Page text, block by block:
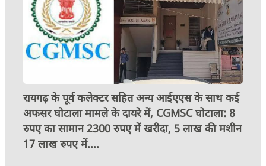
रायगढ़ के पूर्व कलेक्टर सहित अन्य आईएएस के साथ कई
अफसर घोटाला मामले के दायरे में, CGMSC घोटाला: 8
रुपए का सामान 2300 रुपए में खरीदा, 5 लाख की मशीन
17 लाख रुपए में....